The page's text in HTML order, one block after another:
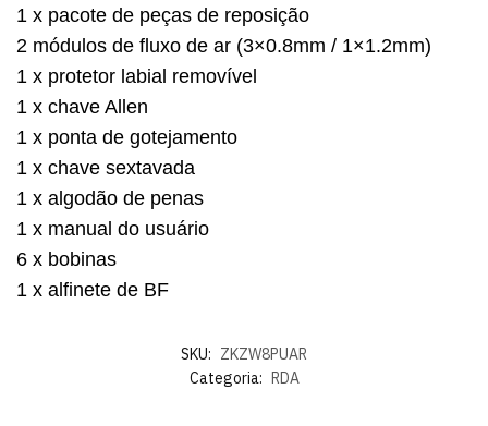
1 x pacote de peças de reposição
2 módulos de fluxo de ar (3×0.8mm / 1×1.2mm)
1 x protetor labial removível
1 x chave Allen
1 x ponta de gotejamento
1 x chave sextavada
1 x algodão de penas
1 x manual do usuário
6 x bobinas
1 x alfinete de BF
SKU: ZKZW8PUAR
Categoria:
RDA